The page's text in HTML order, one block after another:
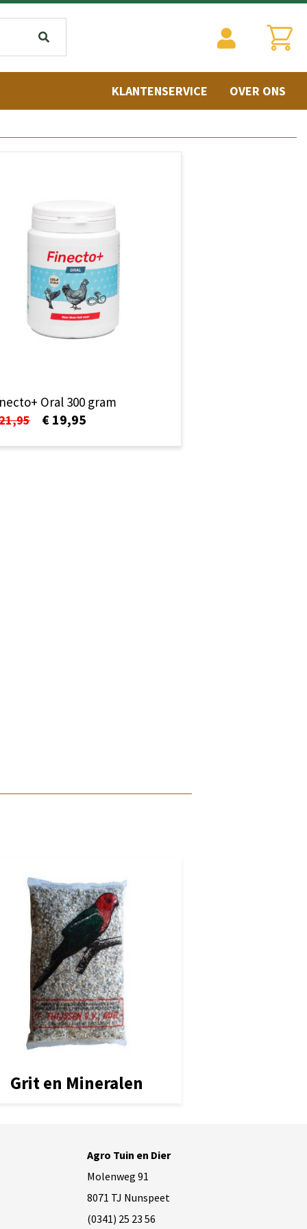
KLANTENSERVICE OVER ONS
Oral 300 gram
€ 19,95
Grit en Mineralen
Agro Tuin en Dier
Molenweg 91
8071 TJ Nunspeet
(0341) 25 23 56